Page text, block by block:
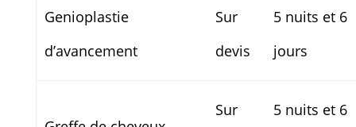
Genioplastie
d’avancement
Sur
devis
5 nuits et 6
jours
Sur
5 nuits et 6